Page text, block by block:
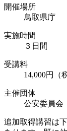
開催場所
鳥取県庁
実施時間
３日間
受講料
14,000円（
主催団体
公安委員会
追加取得講習は